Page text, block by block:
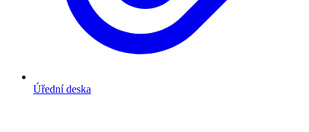
Úřední deska